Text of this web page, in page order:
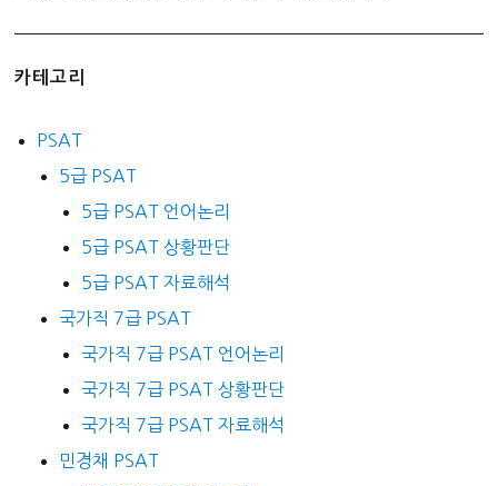
카테고리
PSAT
5급 PSAT
5급 PSAT 언어논리
5급 PSAT 상황판단
5급 PSAT 자료해석
국가직 7급 PSAT
국가직 7급 PSAT 언어논리
국가직 7급 PSAT 상황판단
국가직 7급 PSAT 자료해석
민경채 PSAT